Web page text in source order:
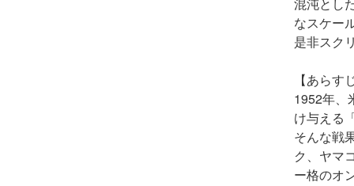
なスケー
是非スク
【あらす
1952年、
け与える
そんな戦
ク、ヤマ
ー格のオ